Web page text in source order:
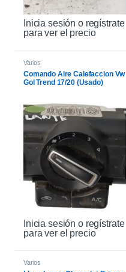
Inicia sesión o regístrate
para ver el precio
Varios
Comando Aire Calefaccion Vw
Gol Trend 17/20 (Usado)
Inicia sesión o regístrate
para ver el precio
Varios